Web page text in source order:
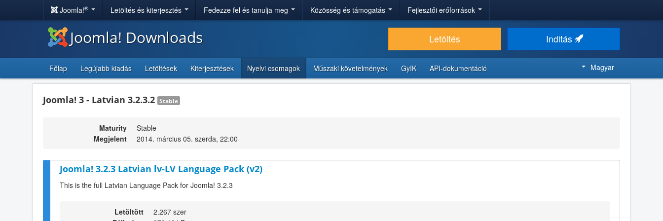
Joomla!® Letöltés és kiterjesztés Fedezze fel és tanulja meg Közösség és támogatás Fejlesztői erőforrások
Joomla! Downloads Letöltés Inditás
Főlap Legújabb kiadás Letöltések Kiterjesztések Nyelvi csomagok Műszaki követelmények GyIK API-dokumentáció Magyar
Joomla! 3 - Latvian 3.2.3.2 Stable
Maturity
Stable
Megjelent
2014. március 05. szerda, 22:00
Joomla! 3.2.3 Latvian lv-LV Language Pack (v2)
This is the full Latvian Language Pack for Joomla! 3.2.3
Letöltött
2.267 szer